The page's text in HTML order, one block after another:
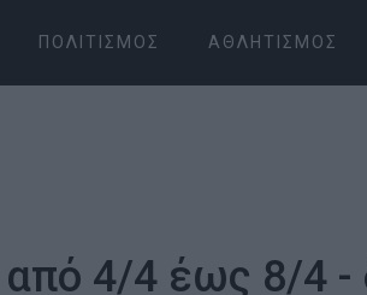
ΠΟΛΙΤΙΣΜΌΣ ΑΘΛΗΤΙΣΜΌΣ
4/4 έως 8/4 -